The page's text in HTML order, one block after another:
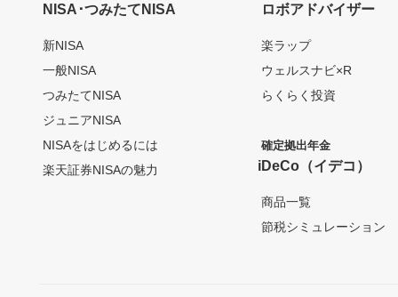
NISA･つみたてNISA
新NISA
一般NISA
つみたてNISA
ジュニアNISA
NISAをはじめるには
楽天証券NISAの魅力
ロボアドバイザー
楽ラップ
ウェルスナビ×R
らくらく投資
確定拠出年金
iDeCo（イデコ）
商品一覧
節税シミュレーション